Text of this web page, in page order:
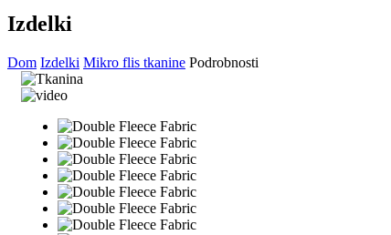
Izdelki
Dom Izdelki Mikro flis tkanine Podrobnosti